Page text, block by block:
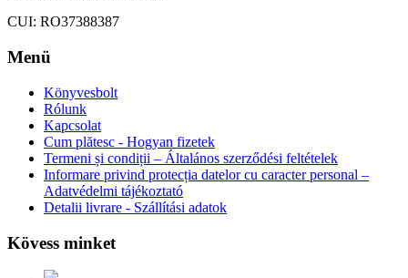
CUI: RO37388387
Menü
Könyvesbolt
Rólunk
Kapcsolat
Cum plătesc - Hogyan fizetek
Termeni și condiții – Általános szerződési feltételek
Informare privind protecția datelor cu caracter personal –
Adatvédelmi tájékoztató
Detalii livrare - Szállítási adatok
Kövess minket